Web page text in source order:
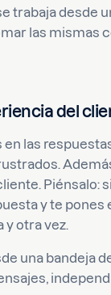
trabaja desde
las mismas
del
en las
Piénsalo:
y te
y otra vez.
una bandeja